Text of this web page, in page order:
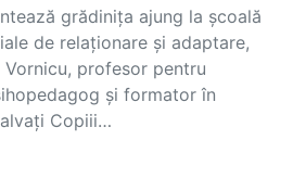
grădinița ajung la școală
de relaționare și adaptare,
Vornicu, profesor pentru
și formator în
Copiii…